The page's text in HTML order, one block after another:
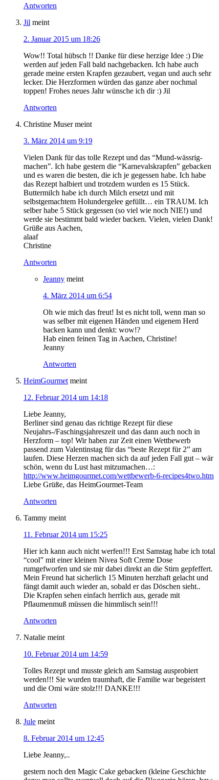
Antworten
Jil meint
2. Januar 2015 um 18:26
Wow!! Total hübsch !! Danke für diese herzige Idee :) Die
werden auf jeden Fall bald nachgebacken. Ich habe auch
gerade meine ersten Krapfen gezaubert, vegan und auch sehr
lecker. Die Herzformen würden das ganze aber nochmal
toppen! Frohes neues Jahr wünsche ich dir :) Jil
Antworten
Christine Muser meint
3. März 2014 um 9:19
Vielen Dank für das tolle Rezept und das “Mund-wässrig-
machen”. Ich habe gestern die “Karnevalskrapfen” gebacken
und es waren die besten, die ich je gegessen habe. Ich habe
das Rezept halbiert und trotzdem wurden es 15 Stück.
Buttermilch habe ich durch Milch ersetzt und mit
selbstgemachtem Holundergelee gefüllt… ein TRAUM. Ich
selber habe 5 Stück gegessen (so viel wie noch NIE!) und
werde sie bestimmt bald wieder backen. Vielen, vielen Dank!
Grüße aus Aachen,
alaaf
Christine
Antworten
Jeanny meint
4. März 2014 um 6:54
Oh wie mich das freut! Ist es nicht toll, wenn man so
was selber mit eigenen Händen und eigenem Herd
backen kann und denkt: wow!?
Hab einen feinen Tag in Aachen, Christine!
Jeanny
Antworten
HeimGourmet meint
12. Februar 2014 um 14:18
Liebe Jeanny,
Berliner sind genau das richtige Rezept für diese
Neujahrs-/Faschingsjahreszeit und das dann auch noch in
Herzform – top! Wir haben zur Zeit einen Wettbewerb
passend zum Valentinstag für das “beste Rezept für 2” am
laufen. Diese Herzen machen sich da auf jeden Fall gut – wär
schön, wenn du Lust hast mitzumachen…:
http://www.heimgourmet.com/wettbewerb-6-recipes4two.htm
Liebe Grüße, das HeimGourmet-Team
Antworten
Tammy meint
11. Februar 2014 um 15:25
Hier ich kann auch nicht werfen!!! Erst Samstag habe ich total
“cool” mit einer kleinen Nivea Soft Creme Dose
rumgefworfen und sie mir dabei direkt an die Stirn gepfeffert.
Mein Freund hat sicherlich 15 Minuten herzhaft gelacht und
fängt damit auch wieder an, sobald er das Döschen sieht..
Die Krapfen sehen einfach herrlich aus, gerade mit
Pflaumenmuß müssen die himmlisch sein!!!
Antworten
Natalie meint
10. Februar 2014 um 14:59
Tolles Rezept und musste gleich am Samstag ausprobiert
werden!!! Sie wurden traumhaft, die Familie war begeistert
und die Omi wäre stolz!!! DANKE!!!
Antworten
Jule meint
8. Februar 2014 um 12:45
Liebe Jeanny,..
gestern noch den Magic Cake gebacken (kleine Geschichte